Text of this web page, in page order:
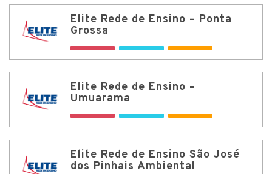
Elite Rede de Ensino – Ponta
Grossa
Elite Rede de Ensino –
Umuarama
Elite Rede de Ensino São José
dos Pinhais Ambiental